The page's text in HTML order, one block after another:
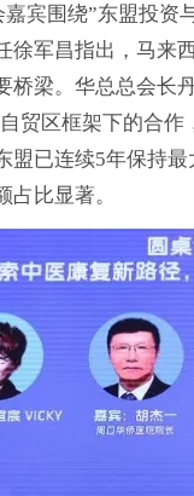
宾围绕”东盟投资
徐军昌指出，马来
桥梁。华总总会长
贸区框架下的合
盟已连续5年保持
比显著。